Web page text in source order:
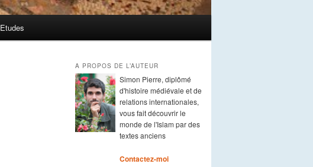
Etudes
A PROPOS DE L’AUTEUR
Simon Pierre, diplômé
d'histoire médiévale et de
relations internationales,
vous fait découvrir le
monde de l'Islam par des
textes anciens
Contactez-moi